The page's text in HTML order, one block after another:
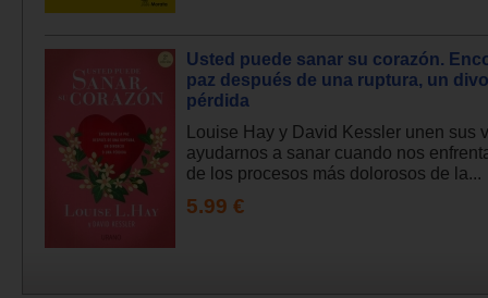
Usted puede sanar su corazón.
paz después de una ruptura, un
pérdida
Louise Hay y David Kessler unen sus
ayudarnos a sanar cuando nos
de los procesos más dolorosos de la...
5.99 €